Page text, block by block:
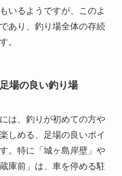
いるようですが、このよ
あり、釣り場全体の存続
。
場の良い釣り場
は、釣りが初めての方や
しめる、足場の良いポイ
。特に 「城ヶ島岸壁」や
庫前」 は、車を停める駐